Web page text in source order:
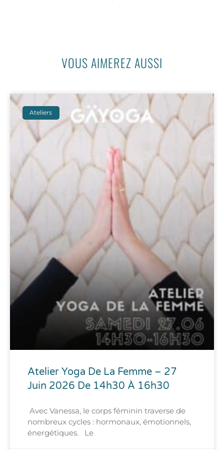
VOUS AIMEREZ AUSSI
Ateliers
Atelier Yoga De La Femme – 27
Juin 2026 De 14h30 À 16h30
Avec Vanessa, le corps féminin traverse de
nombreux cycles : hormonaux, émotionnels,
énergétiques. Le